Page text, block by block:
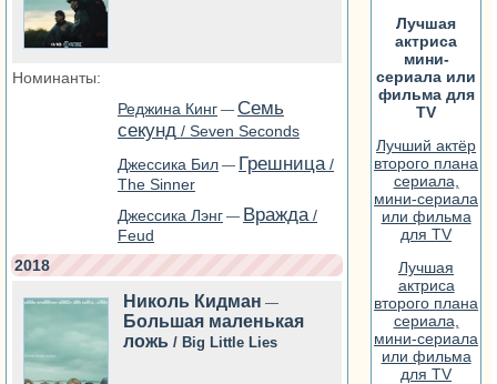
Лучшая
актриса
мини-
сериала или
фильма для
TV
Лучший актёр
второго плана
сериала,
мини-сериала
или фильма
для TV
Лучшая
актриса
второго плана
сериала,
мини-сериала
или фильма
для TV
Номинанты:
Реджина Кинг — Семь
секунд / Seven Seconds
Джессика Бил — Грешница /
The Sinner
Джессика Лэнг — Вражда /
Feud
2018
Николь Кидман —
Большая маленькая
ложь / Big Little Lies